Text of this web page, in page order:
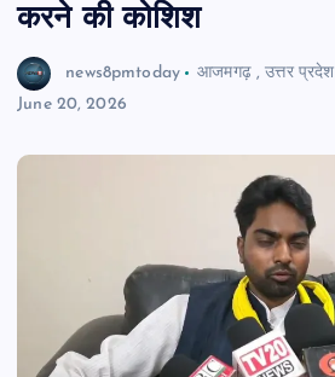
करने की कोशिश
news8pmtoday आजमगढ़,उत्तर प्रदेश
June 20, 2026